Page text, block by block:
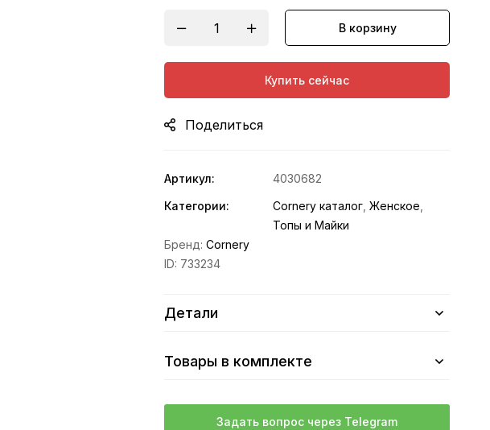
В корзину
Купить сейчас
Поделиться
Артикул:
4030682
Категории:
Cornery каталог ,Женское
Топы и Майки
Бренд:Cornery
ID: 733234
Детали
Товары в комплекте
Задать вопрос через Telegram